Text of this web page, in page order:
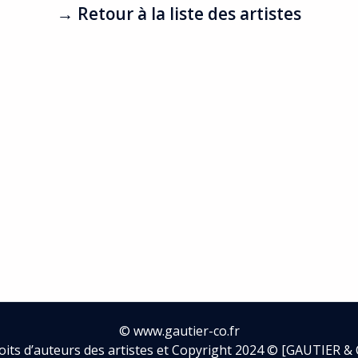
→ Retour à la liste des artistes
© www.gautier-co.fr
d’auteurs des artistes et Copyright 2024 © [GAUTIER &